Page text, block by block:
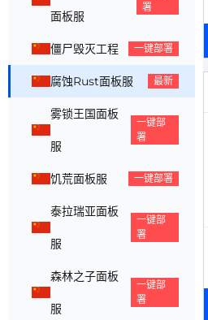
面板服
署
僵尸毁灭工程 一键部署
腐蚀Rust面板服 最新
雾锁王国面板
服
一键部
署
饥荒面板服 一键部署
泰拉瑞亚面板
服
一键部
署
森林之子面板
服
一键部
署